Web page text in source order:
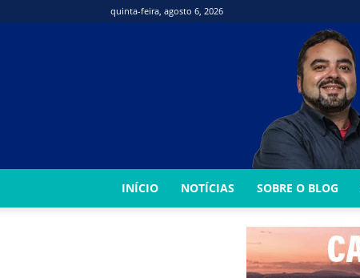
quinta-feira, agosto 6, 2026
INÍCIO NOTÍCIAS SOBRE O BLOG